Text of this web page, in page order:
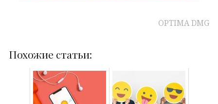
OPTIMA DMG
Похожие статьи: